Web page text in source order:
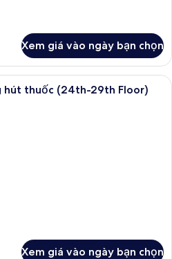
Xem giá vào ngày bạn chọn
1 phòng ngủ, két bảo mật tại phòng,
hút thuốc (24th-29th Floor)
Xem giá vào ngày bạn chọn